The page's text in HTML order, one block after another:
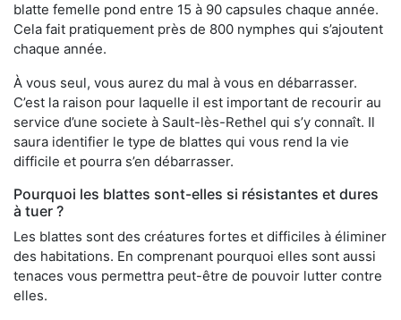
blatte femelle pond entre 15 à 90 capsules chaque année.
Cela fait pratiquement près de 800 nymphes qui s’ajoutent
chaque année.
À vous seul, vous aurez du mal à vous en débarrasser.
C’est la raison pour laquelle il est important de recourir au
service d’une societe à Sault-lès-Rethel qui s’y connaît. Il
saura identifier le type de blattes qui vous rend la vie
difficile et pourra s’en débarrasser.
Pourquoi les blattes sont-elles si résistantes et dures
à tuer ?
Les blattes sont des créatures fortes et difficiles à éliminer
des habitations. En comprenant pourquoi elles sont aussi
tenaces vous permettra peut-être de pouvoir lutter contre
elles.